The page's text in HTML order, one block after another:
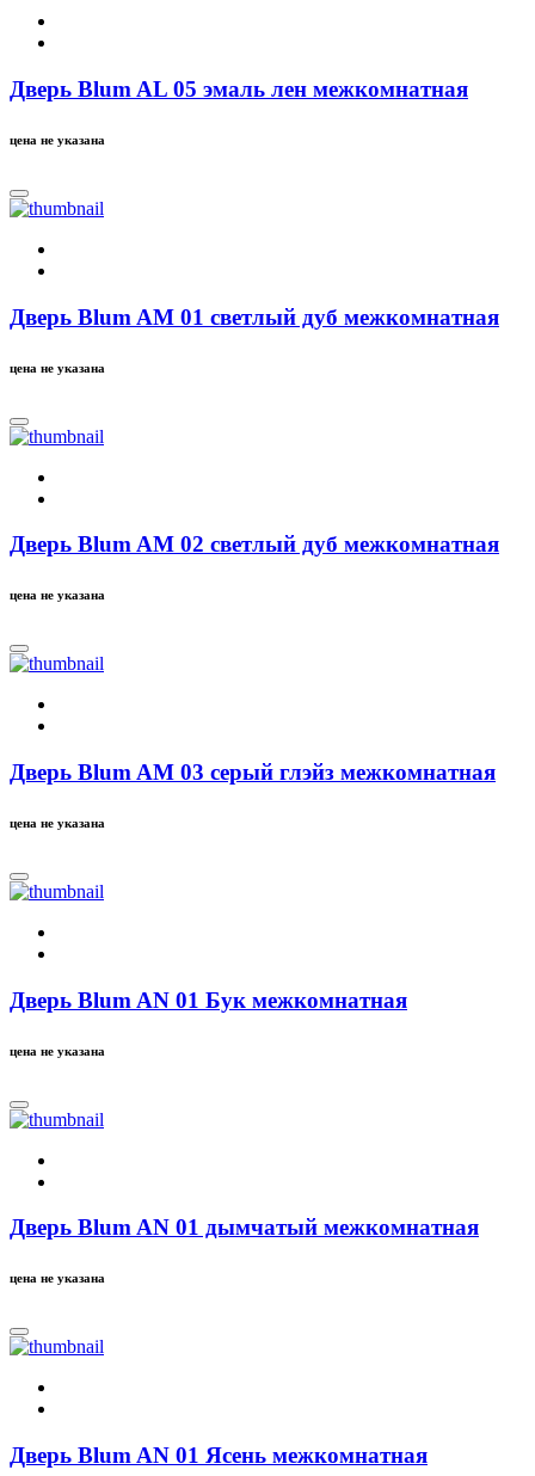
Дверь Blum AL 05 эмаль лен межкомнатная
цена не указана
Дверь Blum AM 01 светлый дуб межкомнатная
цена не указана
Дверь Blum AM 02 светлый дуб межкомнатная
цена не указана
Дверь Blum AM 03 серый глэйз межкомнатная
цена не указана
Дверь Blum AN 01 Бук межкомнатная
цена не указана
Дверь Blum AN 01 дымчатый межкомнатная
цена не указана
Дверь Blum AN 01 Ясень межкомнатная